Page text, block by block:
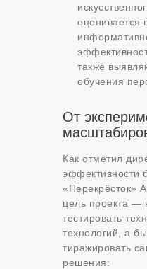
оценивается
также
обучения
От
Как отметил
эффективности
«Перекрёсток»
цель проекта —
тестировать
технологий, а
тиражировать
решения: